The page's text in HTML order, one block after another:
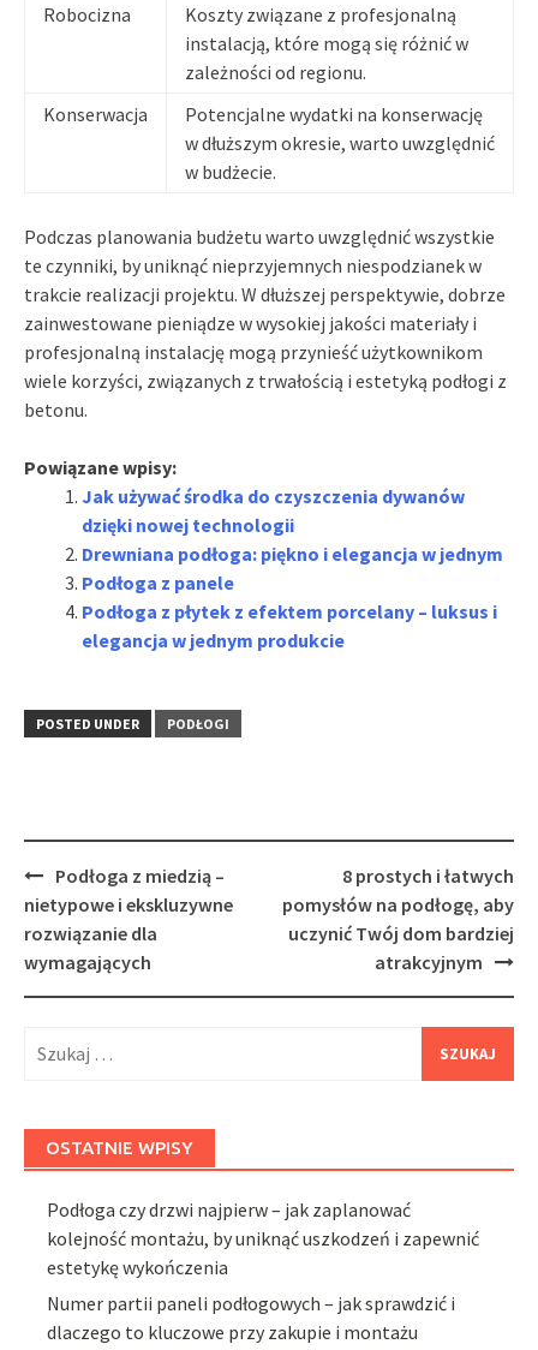
Robocizna
Koszty związane z profesjonalną
instalacją, które mogą się różnić w
zależności od regionu.
Konserwacja
Potencjalne wydatki na konserwację
w dłuższym okresie, warto uwzględnić
w budżecie.
Podczas planowania budżetu warto uwzględnić wszystkie
te czynniki, by uniknąć nieprzyjemnych niespodzianek w
trakcie realizacji projektu. W dłuższej perspektywie, dobrze
zainwestowane pieniądze w wysokiej jakości materiały i
profesjonalną instalację mogą przynieść użytkownikom
wiele korzyści, związanych z trwałością i estetyką podłogi z
betonu.
Powiązane wpisy:
Jak używać środka do czyszczenia dywanów
dzięki nowej technologii
Drewniana podłoga: piękno i elegancja w jednym
Podłoga z panele
Podłoga z płytek z efektem porcelany – luksus i
elegancja w jednym produkcie
POSTED UNDER PODŁOGI
Post
navigation
Podłoga z miedzią –
nietypowe i ekskluzywne
rozwiązanie dla
wymagających
8 prostych i łatwych
pomysłów na podłogę, aby
uczynić Twój dom bardziej
atrakcyjnym
OSTATNIE WPISY
Podłoga czy drzwi najpierw – jak zaplanować
kolejność montażu, by uniknąć uszkodzeń i zapewnić
estetykę wykończenia
Numer partii paneli podłogowych – jak sprawdzić i
dlaczego to kluczowe przy zakupie i montażu